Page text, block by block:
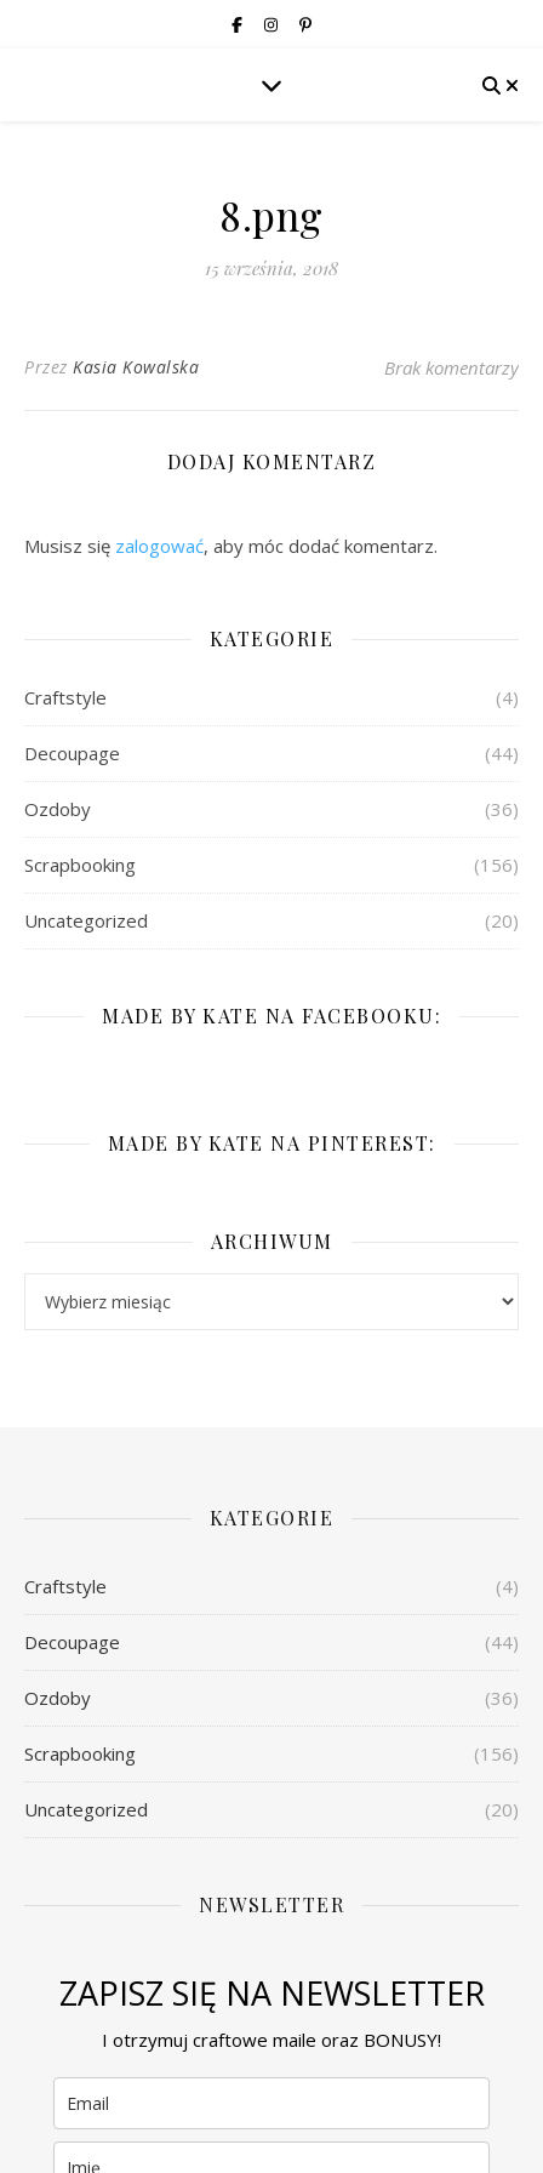
8.png
15 września, 2018
Przez Kasia Kowalska Brak komentarzy
DODAJ KOMENTARZ
Musisz się zalogować, aby móc dodać komentarz.
KATEGORIE
Craftstyle (4)
Decoupage (44)
Ozdoby (36)
Scrapbooking (156)
Uncategorized (20)
MADE BY KATE NA FACEBOOKU:
MADE BY KATE NA PINTEREST:
ARCHIWUM
KATEGORIE
Craftstyle (4)
Decoupage (44)
Ozdoby (36)
Scrapbooking (156)
Uncategorized (20)
NEWSLETTER
ZAPISZ SIĘ NA NEWSLETTER
I otrzymuj craftowe maile oraz BONUSY!